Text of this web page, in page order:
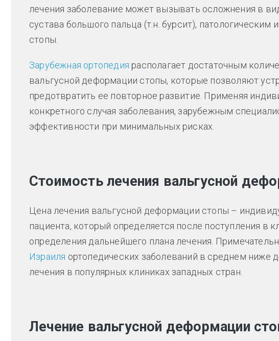
лечения заболевание может вызывать осложнения в
сустава большого пальца (т.н. бурсит),
стопы.
Зарубежная ортопедия располагает достаточным
вальгусной деформации стопы, которые позволяют
предотвратить ее повторное развитие. Применяя
конкретного случая заболевания, зарубежным
эффективности при минимальных рисках.
Стоимость лечения вальгусной
Цена лечения вальгусной деформации стопы –
пациента, который определяется после поступления в
определения дальнейшего плана лечения.
Израиля ортопедических заболеваний в среднем ниже
лечения в популярных клиниках западных стран.
Лечение вальгусной деформации